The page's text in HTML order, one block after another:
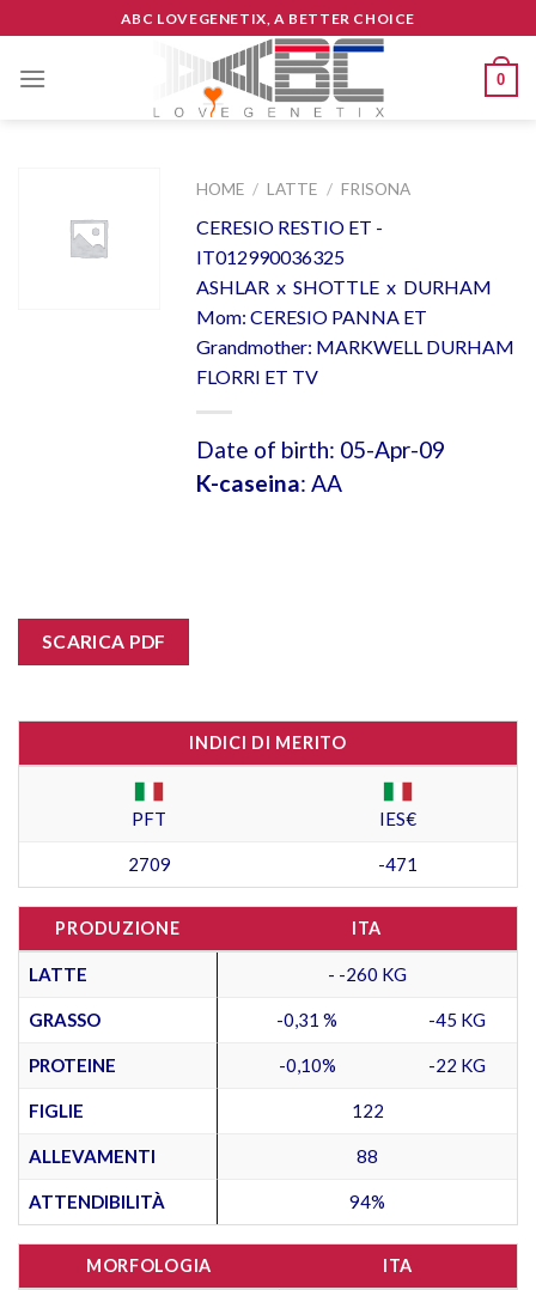
to
content
ABC LOVEGENETIX, A BETTER CHOICE
0
HOME / LATTE / FRISONA
CERESIO RESTIO ET -
IT012990036325
ASHLAR x SHOTTLE x DURHAM
Mom: CERESIO PANNA ET
Grandmother: MARKWELL DURHAM
FLORRI ET TV
Date of birth: 05-Apr-09
K-caseina: AA
SCARICA PDF
INDICI DI MERITO
PFT IES€
2709 -471
PRODUZIONE ITA
LATTE - -260 KG
GRASSO -0,31 % -45 KG
PROTEINE -0,10% -22 KG
FIGLIE 122
ALLEVAMENTI 88
ATTENDIBILITÀ 94%
MORFOLOGIA ITA